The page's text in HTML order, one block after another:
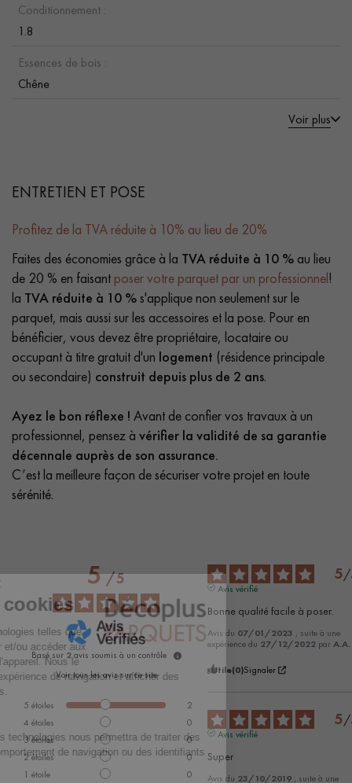
Conditionnement :
1.8
Essences de bois :
Chêne
Voir plus
ENTRETIEN ET POSE
Profitez de la TVA réduite à 10% au lieu de 20%
Faites des économies grâce à la TVA réduite à 10 % au lieu
de 20 % en faisant poser votre parquet par un professionnel!
la TVA réduite à 10 %s'applique non seulement sur le
parquet, mais aussi sur les accessoires et la pose. Pour en
bénéficier, vous devez être propriétaire, locataire ou
occupant à titre gratuit d'un logement (résidence principale
ou secondaire) construit depuis plus de 2 ans.
Ayez le bon réflexe ! Avant de confier vos travaux à un
professionnel, pensez à vérifier la validité de sa garantie
décennale auprès de son assurance.
C’est la meilleure façon de sécuriser votre projet en toute
sérénité.
5/5
Basé sur 2avis soumis à un contrôle
Voir tous les avis sur ce site
5 étoiles
2
4 étoiles
0
3étoiles
0
2étoiles
0
1 étoile 0
5/
Avis vérifié
Bonne qualité facile à poser.
Avis du 07/01/2023 , suite à une
expérience du 27/12/2022 parA.A.
Utile(0)Signaler
5/
Avis vérifié
Super
Avis du 23/10/2019 , suite à une